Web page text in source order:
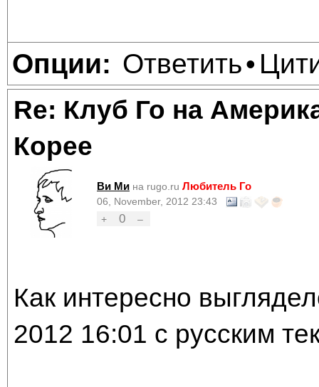
Опции: Ответить•
Re: Клуб Го на
Корее
Ви Ми на rugo.ru Любитель Го
06, November, 2012 23:43
+
0 –
Как интересно
2012 16:01 с русским